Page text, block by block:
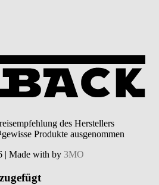
des Herstellers
Produkte ausgenommen
| Made with by 3MO